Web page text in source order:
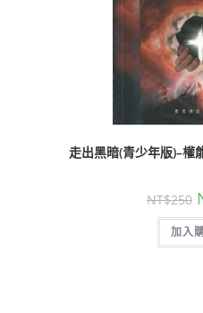
走出黑暗(青少年版)–權
NT$250
加入